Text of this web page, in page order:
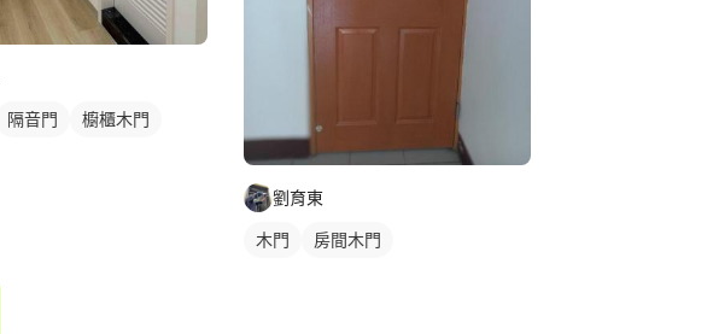
隔音門 櫥櫃木門
劉育東
木門 房間木門